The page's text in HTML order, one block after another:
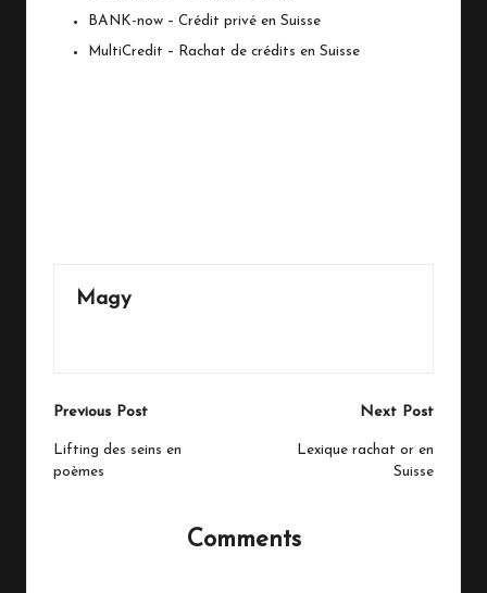
BANK-now – Crédit privé en Suisse
MultiCredit – Rachat de crédits en Suisse
Magy
Post
navigation
Previous Post
Lifting des seins en
poèmes
Next Post
Lexique rachat or en
Suisse
Comments